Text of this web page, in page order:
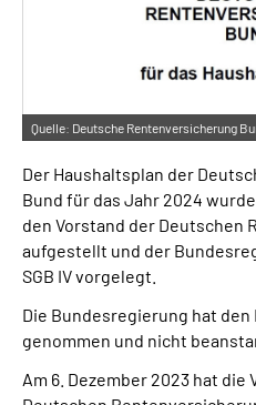
Inhalte in
Leichte Sprache
Mein
Quelle: Deutsche Rentenversicherung
Der Haushaltsplan der
Bund für das Jahr 2024
den Vorstand der Deutschen
aufgestellt und der
SGB IV vorgelegt.
Die Bundesregierung hat
genommen und nicht
Am 6. Dezember 2023 hat